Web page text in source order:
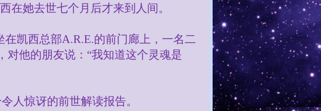
在她去世七个月后才来到人间 。
在凯西总部A.R.E.的前门廊上，一名二
对他的朋友说：“我知道这个灵魂是
人惊讶的前世解读报告。